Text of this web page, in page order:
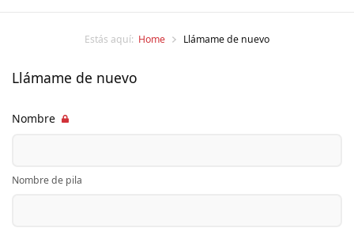
Estás aquí: Home Llámame de nuevo
Llámame de nuevo
Nombre
Nombre de pila